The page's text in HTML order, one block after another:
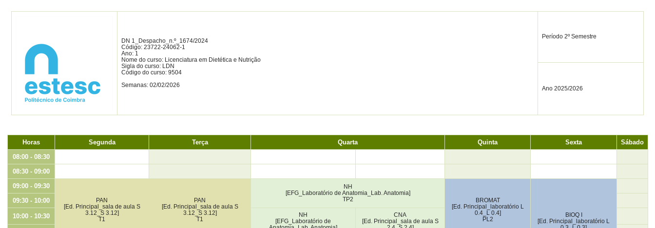
DN 1_Despacho_n.º_1674/2024
Código: 23722-24062-1
Ano: 1
Nome do curso: Licenciatura em Dietética e Nutrição
Sigla do curso: LDN
Código do curso: 9504
Semanas: 02/02/2026
Período 2º Semestre
Ano 2025/2026
Horas Segunda Terça Quarta Quinta Sexta
Sábado
08:00 - 08:30
08:30 - 09:00
09:00 - 09:30
PAN
[Ed. Principal_sala de aula S
3.12_S 3.12]
T1
PAN
[Ed. Principal_sala de aula S
3.12_S 3.12]
T1
NH
[EFG_Laboratório de Anatomia_Lab. Anatomia]
TP2
BROMAT
[Ed. Principal_laboratório L
0.4_L 0.4]
PL2
BIOQ I
[Ed. Principal_laboratório L
09:30 - 10:00
10:00 - 10:30
NH
[EFG_Laboratório de
CNA
[Ed. Principal_sala de aula S